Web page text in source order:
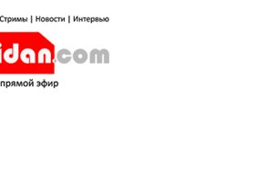
Гражданская война
Украине, включая события в Новороссии, ДНР,